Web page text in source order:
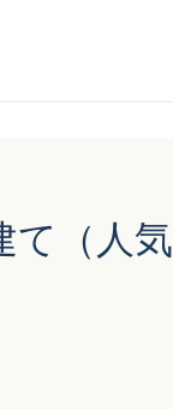
注文住宅Q&A
完売物件アーカ
（人